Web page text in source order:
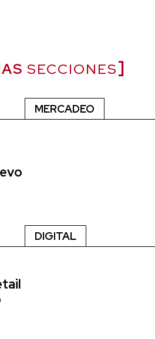
SECCIONES
MERCADEO
DIGITAL